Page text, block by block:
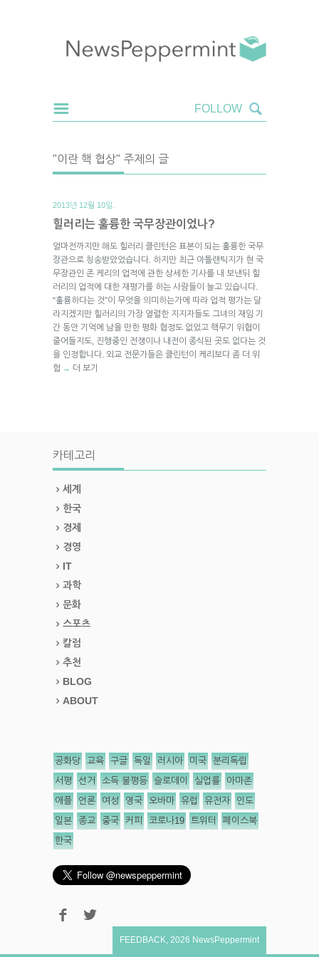
"이란 핵 협상" 주제의 글
2013년 12월 10일.
힐러리는 훌륭한 국무장관이었나?
얼마전까지만 해도 힐러리 클린턴은 표본이 되는 훌륭한 국무
장관으로 칭송받았었습니다. 하지만 최근 아틀랜틱지가 현 국
무장관인 존 케리의 업적에 관한 상세한 기사를 내 보낸뒤 힐
러리의 업적에 대한 재평가를 하는 사람들이 늘고 있습니다.
“훌륭하다는 것”이 무엇을 의미하는가에 따라 업적 평가는 달
라지겠지만 힐러리의 가장 열렬한 지지자들도 그녀의 재임 기
간 동안 기억에 남을 만한 평화 협정도 없었고 핵무기 위협이
줄어들지도, 진행중인 전쟁이나 내전이 종식된 곳도 없다는 것
을 인정합니다. 외교 전문가들은 클린턴이 케리보다 좀 더 위
험 → 더 보기
카테고리
세계
한국
경제
경영
IT
과학
문화
스포츠
칼럼
추천
BLOG
ABOUT
공화당 교육 구글 독일 러시아 미국 분리독립
서평 선거 소득 불평등 슬로데이 실업률 아마존
애플 언론 여성 영국 오바마 유럽 유전자 인도
일본 종교 중국 커피 코로나19 트위터 페이스북
한국
FEEDBACK 2026 NewsPeppermint